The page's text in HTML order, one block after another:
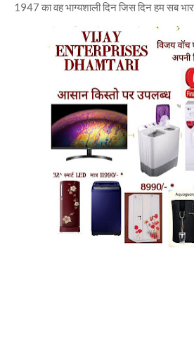
1947 का वह भाग्यशाली दिन जिस दिन हम सब